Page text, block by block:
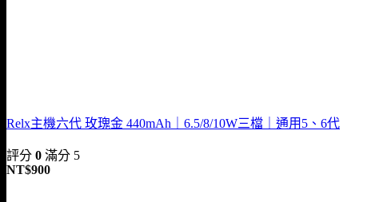
Relx主機六代 玫瑰金 440mAh｜6.5/8/10W三檔｜通用5、6代
評分 0 滿分 5
NT$900